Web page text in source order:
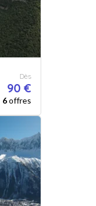
Dès
90 €
6offres